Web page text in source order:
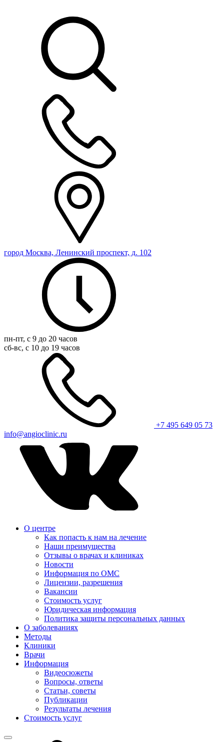
город Москва, Ленинский проспект, д. 102
пн-пт, с 9 до 20 часов
сб-вс, с 10 до 19 часов
+7 495 649 05 73
info@angioclinic.ru
О центре
Как попасть к нам на лечение
Наши преимущества
Отзывы о врачах и клиниках
Новости
Информация по ОМС
Лицензии, разрешения
Вакансии
Стоимость услуг
Юридическая информация
Политика защиты персональных данных
О заболеваниях
Методы
Клиники
Врачи
Информация
Видеосюжеты
Вопросы, ответы
Статьи, советы
Публикации
Результаты лечения
Стоимость услуг